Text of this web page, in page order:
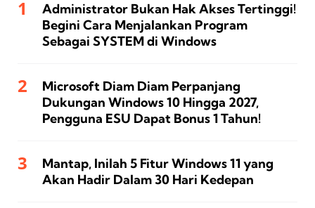
Administrator Bukan Hak Akses Tertinggi!
Begini Cara Menjalankan Program
Sebagai SYSTEM di Windows
Microsoft Diam Diam Perpanjang
Dukungan Windows 10 Hingga 2027,
Pengguna ESU Dapat Bonus 1 Tahun!
Mantap, Inilah 5 Fitur Windows 11 yang
Akan Hadir Dalam 30 Hari Kedepan